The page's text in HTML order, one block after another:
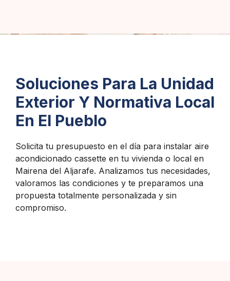
Soluciones Para La Unidad
Exterior Y Normativa Local
En El Pueblo
Solicita tu presupuesto en el día para instalar aire
acondicionado cassette en tu vivienda o local en
Mairena del Aljarafe. Analizamos tus necesidades,
valoramos las condiciones y te preparamos una
propuesta totalmente personalizada y sin
compromiso.